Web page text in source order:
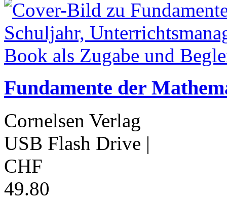
Fundamente der
Cornelsen Verlag
USB Flash Drive |
CHF
49.80